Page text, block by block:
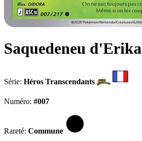
Saquedeneu d'Erika
Série: Héros Transcendants
Numéro: #007
Rareté: Commune